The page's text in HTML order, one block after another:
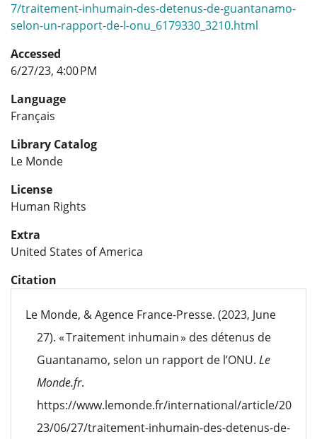
7/traitement-inhumain-des-detenus-de-guantanamo-
selon-un-rapport-de-l-onu_6179330_3210.html
Accessed
6/27/23, 4:00 PM
Language
Français
Library Catalog
Le Monde
License
Human Rights
Extra
United States of America
Citation
Le Monde, & Agence France-Presse. (2023, June
27). « Traitement inhumain » des détenus de
Guantanamo, selon un rapport de l’ONU. Le
Monde.fr.
https://www.lemonde.fr/international/article/20
23/06/27/traitement-inhumain-des-detenus-de-